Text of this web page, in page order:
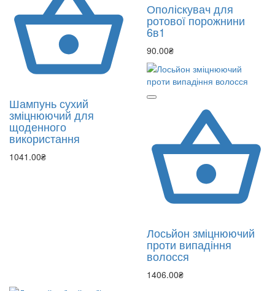
Шампунь сухий
зміцнюючий для
щоденного
використання
1041.00₴
Ополіскувач для
ротової порожнини
6в1
90.00₴
Лосьйон зміцнюючий
проти випадіння
волосся
1406.00₴